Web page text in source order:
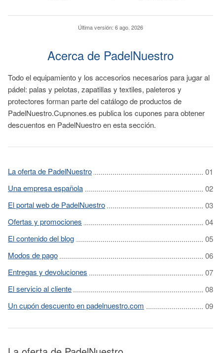
Última versión: 6 ago. 2026
Acerca de PadelNuestro
Todo el equipamiento y los accesorios necesarios para jugar al
pádel: palas y pelotas, zapatillas y textiles, paleteros y
protectores forman parte del catálogo de productos de
PadelNuestro.Cupnones.es publica los cupones para obtener
descuentos en PadelNuestro en esta sección.
La oferta de PadelNuestro
Una empresa española
El portal web de PadelNuestro
Ofertas y promociones
El contenido del blog
Modos de pago
Entregas y devoluciones
El servicio al cliente
Un cupón descuento en padelnuestro.com